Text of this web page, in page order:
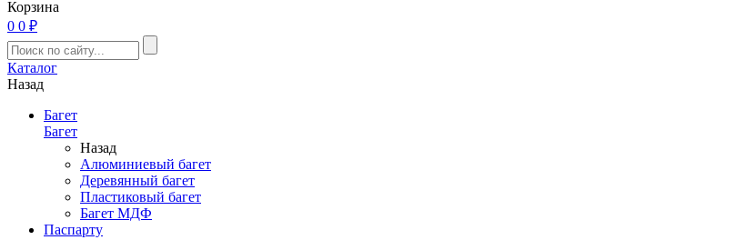
Корзина
0 0 ₽
Каталог
Назад
Багет
Багет
Назад
Алюминиевый багет
Деревянный багет
Пластиковый багет
Багет МДФ
Паспарту